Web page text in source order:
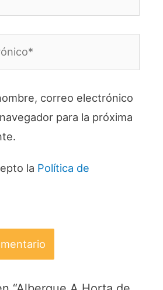
correo electrónico
para la próxima
la Política de